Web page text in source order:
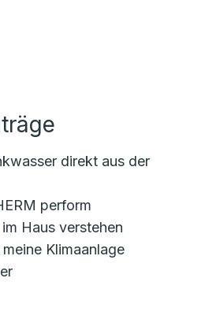
direkt aus der
perform
Haus verstehen
Klimaanlage